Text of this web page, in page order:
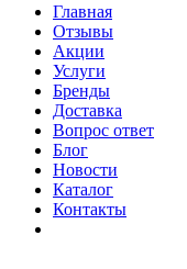
Главная
Отзывы
Акции
Услуги
Бренды
Доставка
Вопрос ответ
Блог
Новости
Каталог
Контакты